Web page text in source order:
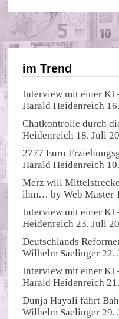
im Trend
Interview mit einer KI
Harald Heidenreich
Chatkontrolle durch
Heidenreich 18. Juli
2777 Euro
Harald Heidenreich
Merz will
ihm… byWeb Master
Interview mit einer KI
Heidenreich 23. Juli
Deutschlands
Wilhelm Saelinger 22.
Interview mit einer KI
Harald Heidenreich
Dunja Hayali fährt
Wilhelm Saelinger 29.